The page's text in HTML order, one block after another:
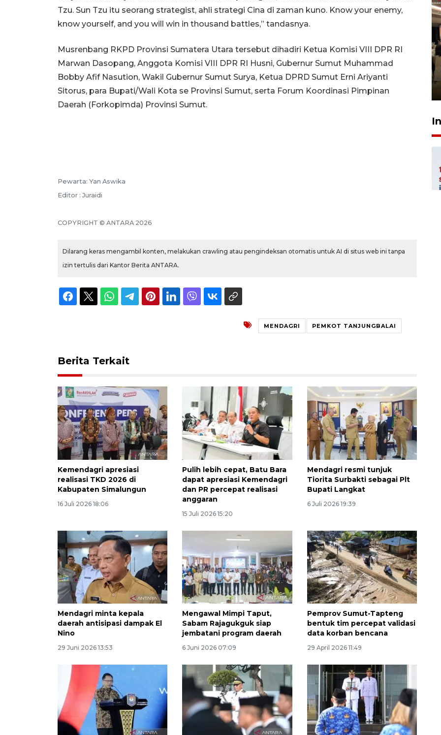
Tzu. Sun Tzu itu seorang strategist, ahli strategi Cina di zaman kuno. Know your enemy,
know yourself, and you will win in thousand battles,” tandasnya.
Musrenbang RKPD Provinsi Sumatera Utara tersebut dihadiri Ketua Komisi VIII DPR RI
Marwan Dasopang, Anggota Komisi VIII DPR RI Husni, Gubernur Sumut Muhammad
Bobby Afif Nasution, Wakil Gubernur Sumut Surya, Ketua DPRD Sumut Erni Ariyanti
Sitorus, para Bupati/Wali Kota se Provinsi Sumut, serta Forum Koordinasi Pimpinan
Daerah (Forkopimda) Provinsi Sumut.
Pewarta: Yan Aswika
Editor : Juraidi
COPYRIGHT © ANTARA 2026
Dilarang keras mengambil konten, melakukan crawling atau pengindeksan otomatis untuk AI di situs web ini tanpa
izin tertulis dari Kantor Berita ANTARA.
MENDAGRI PEMKOT TANJUNGBALAI
Berita Terkait
Kemendagri apresiasi
realisasi TKD 2026 di
Kabupaten Simalungun
16 Juli 2026 18:06
Pulih lebih cepat, Batu Bara
dapat apresiasi Kemendagri
dan PR percepat realisasi
anggaran
15 Juli 2026 15:20
Mendagri resmi tunjuk
Tiorita Surbakti sebagai Plt
Bupati Langkat
6 Juli 2026 19:39
Mendagri minta kepala
daerah antisipasi dampak El
Nino
29 Juni 2026 13:53
Mengawal Mimpi Taput,
Sabam Rajagukguk siap
jembatani program daerah
6 Juni 2026 07:09
Pemprov Sumut-Tapteng
bentuk tim percepat validasi
data korban bencana
29 April 2026 11:49
Kodam I Bukit Barisan
luncurkan program Kodam
Berhaji
27 Juli 2026 20:00
Ekonomi triwulan II-2026
tumbuh 5,29 persen
2026-08-06 18:45:00